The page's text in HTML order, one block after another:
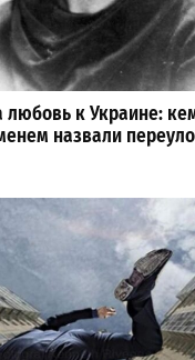
любовь к Украине:
назвали